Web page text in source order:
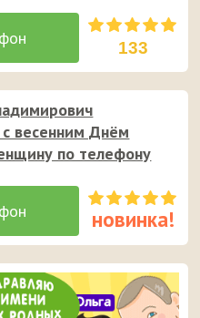
133
с весенним Днём
по телефону